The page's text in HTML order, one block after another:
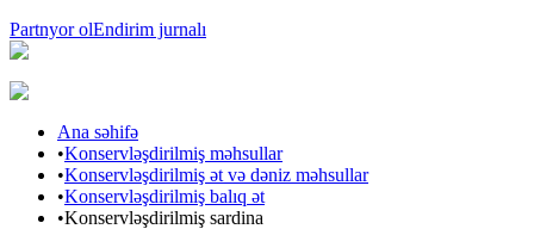
Partnyor olEndirim jurnalı
Ana səhifə
•Konservləşdirilmiş məhsullar
•Konservləşdirilmiş ət və dəniz məhsullar
•Konservləşdirilmiş balıq ət
•Konservləşdirilmiş sardina